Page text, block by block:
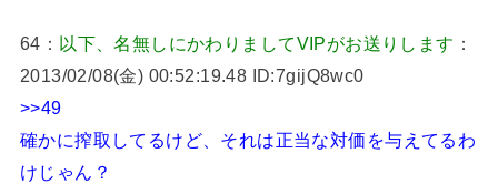
64： 以下、名無しにかわりましてVIPがお送りします ：
2013/02/08(金) 00:52:19.48 ID:7gijQ8wc0
>>49
確かに搾取してるけど、それは正当な対価を与えてるわ
けじゃん？